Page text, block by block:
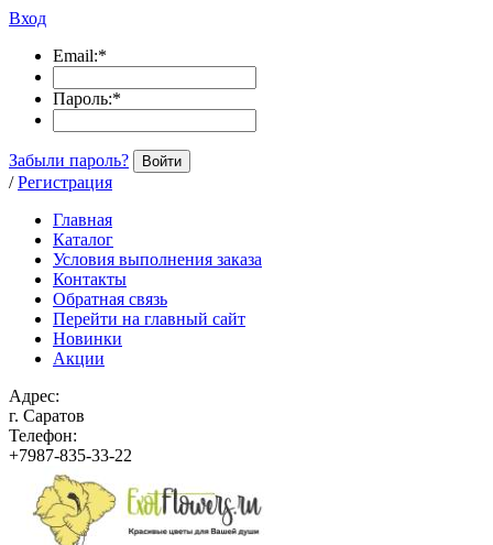
Вход
Email:*
Пароль:*
Забыли пароль? Войти
/ Регистрация
Главная
Каталог
Условия выполнения заказа
Контакты
Обратная связь
Перейти на главный сайт
Новинки
Акции
Адрес:
г. Саратов
Телефон:
+7987-835-33-22